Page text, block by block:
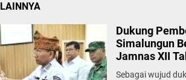
Dukung
Simalungun
Jamnas XII
Sebagai wujud